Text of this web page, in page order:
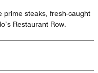
prime steaks, fresh-caught
Restaurant Row.